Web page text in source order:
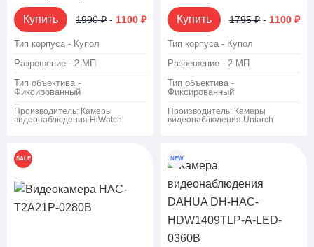
Купить 1990 ₽ - 1100 ₽
Тип корпуса - Купол
Разрешение - 2 МП
Тип объектива -
Фиксированный
Производитель: Камеры
видеонаблюдения HiWatch
Купить 1795 ₽ - 1100 ₽
Тип корпуса - Купол
Разрешение - 2 МП
Тип объектива -
Фиксированный
Производитель: Камеры
видеонаблюдения Uniarch
SALE NEW